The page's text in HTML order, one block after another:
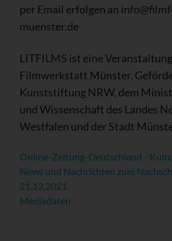
per Email erfolgen an
muenster.de
LITFILMS ist eine
Filmwerkstatt Münster.
Kunststiftung NRW, dem
und Wissenschaft des Landes
Westfalen und der Stadt
Online-Zeitung-Deutschland -
News und Nachrichten zum
21.12.2021
Mediadaten